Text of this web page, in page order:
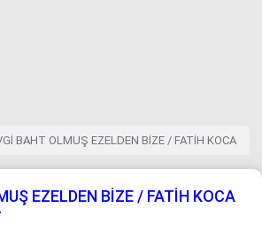
BAHT OLMUŞ EZELDEN BİZE / FATİH KOCA
EZELDEN BİZE / FATİH KOCA